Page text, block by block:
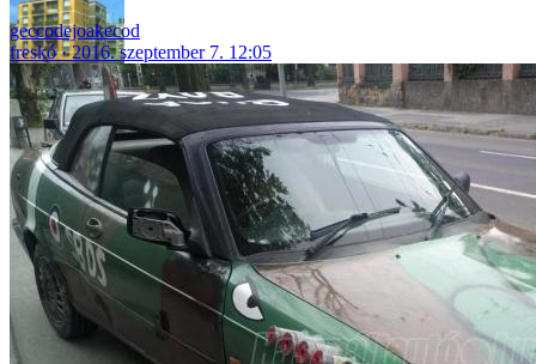
geccodejoakecod
freskó
2016. szeptember 7. 12:05